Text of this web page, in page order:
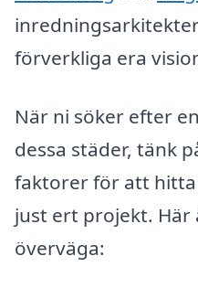
förverkliga era
När ni söker efter
dessa städer, tänk
faktorer för att
just ert projekt.
överväga: